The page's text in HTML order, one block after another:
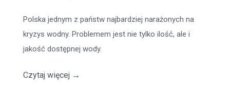
Polska jednym z państw najbardziej narażonych na
kryzys wodny. Problemem jest nie tylko ilość, ale i
jakość dostępnej wody.
Czytaj więcej →